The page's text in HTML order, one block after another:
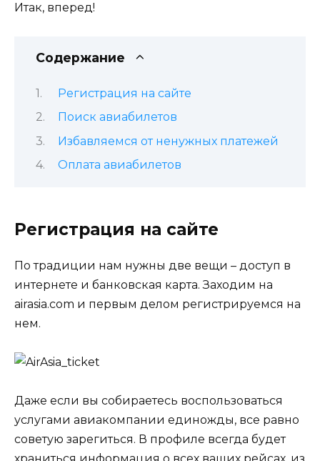
Итак, вперед!
Содержание
Регистрация на сайте
Поиск авиабилетов
Избавляемся от ненужных платежей
Оплата авиабилетов
Регистрация на сайте
По традиции нам нужны две вещи – доступ в
интернете и банковская карта. Заходим на
airasia.com и первым делом регистрируемся на
нем.
Даже если вы собираетесь воспользоваться
услугами авиакомпании единожды, все равно
советую зарегиться. В профиле всегда будет